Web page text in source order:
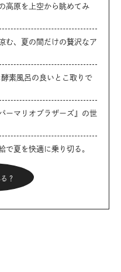
高原を上空から眺めてみ
む、夏の間だけの贅沢なア
素風呂の良いとこ取りで
ーマリオブラザーズ』の世
で夏を快適に乗り切る。
？